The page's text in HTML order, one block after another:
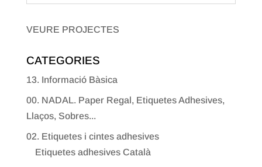
VEURE PROJECTES
CATEGORIES
13. Informació Bàsica
00. NADAL. Paper Regal, Etiquetes Adhesives,
Llaços, Sobres...
02. Etiquetes i cintes adhesives
Etiquetes adhesives Català